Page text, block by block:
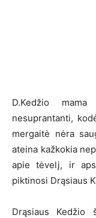
D.Kedžio
nesuprantanti,
mergaitė nėra
ateina kažkokia
apie tėvelį, ir
piktinosi Drąsiaus
Drąsiaus